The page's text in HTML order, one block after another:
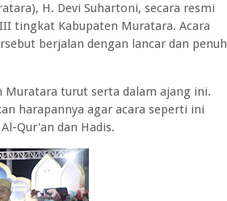
H. Devi Suhartoni, secara resmi
tingkat Kabupaten Muratara. Acara
berjalan dengan lancar dan penuh
Muratara turut serta dalam ajang ini.
harapannya agar acara seperti ini
Qur'an dan Hadis.